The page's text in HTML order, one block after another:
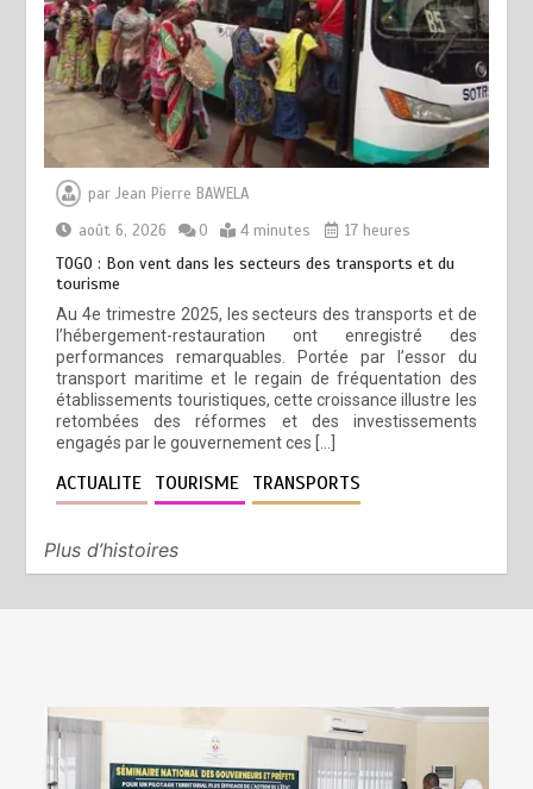
parJean Pierre BAWELA
août 6, 2026
0 4 minutes 17 heures
TOGO : Bon vent dans les secteurs des transports et du
tourisme
Au 4e trimestre 2025, les secteurs des transports et de
l’hébergement-restauration ont enregistré des
performances remarquables. Portée par l’essor du
transport maritime et le regain de fréquentation des
établissements touristiques, cette croissance illustre les
retombées des réformes et des investissements
engagés par le gouvernement ces […]
ACTUALITE TOURISME TRANSPORTS
Plus d’histoires